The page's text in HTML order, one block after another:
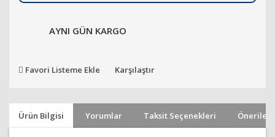
AYNI GÜN KARGO
Favori Listeme Ekle Karşılaştır
Ürün Bilgisi Yorumlar Taksit Seçenekleri